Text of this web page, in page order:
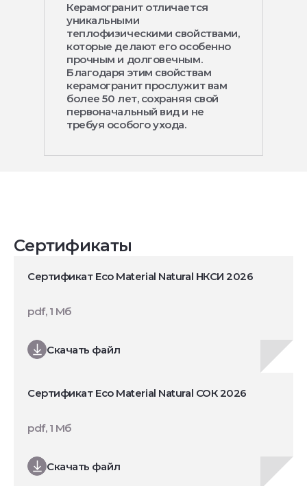
Керамогранит отличается
уникальными
теплофизическими свойствами,
которые делают его особенно
прочным и долговечным.
Благодаря этим свойствам
керамогранит прослужит вам
более 50 лет, сохраняя свой
первоначальный вид и не
требуя особого ухода.
Сертификаты
Сертификат Eco Material Natural НКСИ 2026
Скачать файл
pdf, 1 Мб
Сертификат Eco Material Natural СОК 2026
Скачать файл
pdf, 1 Мб